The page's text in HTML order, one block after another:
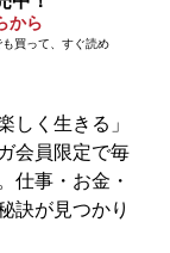
から
買って、すぐ読め
しく生きる」
会員限定で毎
仕事・お金・
訣が見つかり